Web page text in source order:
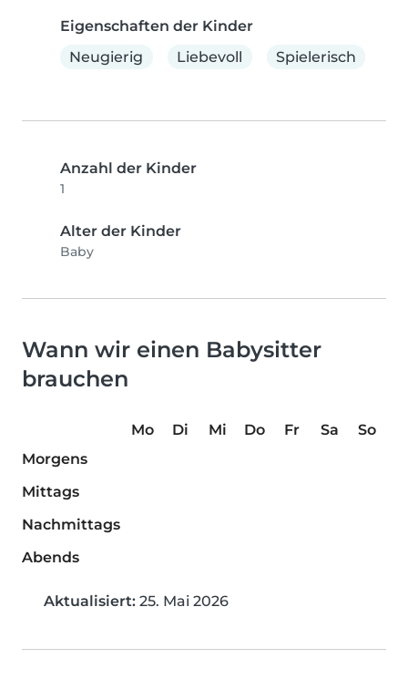
Eigenschaften der Kinder
Neugierig
Liebevoll Spielerisch
Anzahl der Kinder
1
Alter der Kinder
Baby
Wann wir einen Babysitter
brauchen
Mo Di Mi Do Fr Sa
So
Morgens
Mittags
Nachmittags
Abends
Aktualisiert: 25. Mai 2026